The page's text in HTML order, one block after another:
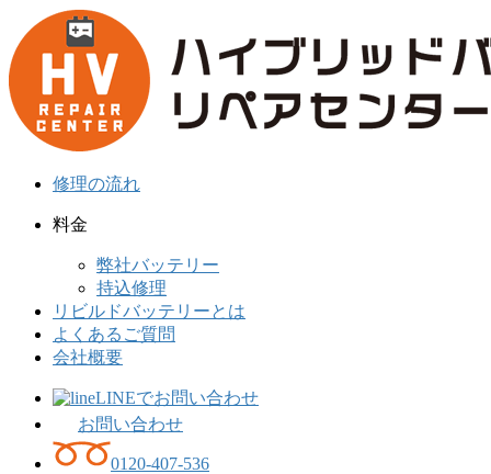
ン
テ
ン
ツ
ビ
ゲ
ー
シ
修理の流れ
料金
弊社バッテリー
持込修理
リビルドバッテリーとは
よくあるご質問
会社概要
LINEでお問い合わせ
お問い合わせ
0120-407-536